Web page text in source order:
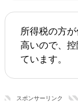
所得税の方
高いので、
ています。
スポンサーリンク